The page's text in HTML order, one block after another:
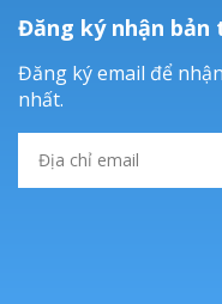
Đăng ký nhận bản
Đăng ký email để
nhất.